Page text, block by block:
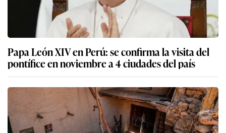
Papa León XIV en Perú: se confirma la visita del
pontífice en noviembre a 4 ciudades del país